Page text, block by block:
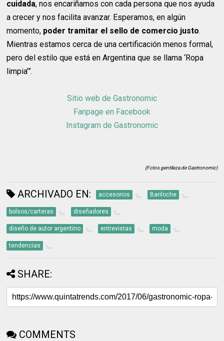
cuidada, nos encariñamos con cada persona que nos ayuda
a crecer y nos facilita avanzar. Esperamos, en algún
momento, poder tramitar el sello de comercio justo.
Mientras estamos cerca de una certificación menos formal,
pero del estilo que está en Argentina que se llama ‘Ropa
limpia’”.
Sitio web de Gastronomic
Fanpage en Facebook
Instagram de Gastronomic
(Fotos gentileza de Gastronomic)
ARCHIVADO EN: accesorios Bariloche
bolsos/carteras diseñadores
diseño de autor argentino entrevistas moda
tendencias
SHARE:
COMMENTS